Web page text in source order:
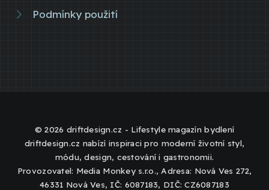
Podmínky použití
© 2026 driftdesign.cz - Lifestyle magazín bydlení
driftdesign.cz nabízí inspiraci pro moderní životní styl,
módu, design, cestování i gastronomii.
Provozovatel: Media Monkey s.r.o., Adresa: Nová Ves 272,
46331 Nová Ves, IČ: 6087183, DIČ: CZ6087183